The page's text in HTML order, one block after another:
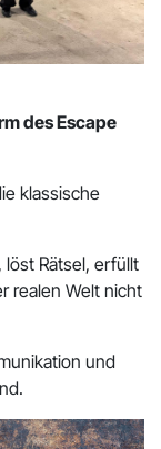
des Escape
klassische
Rätsel, erfüllt
realen Welt nicht
und